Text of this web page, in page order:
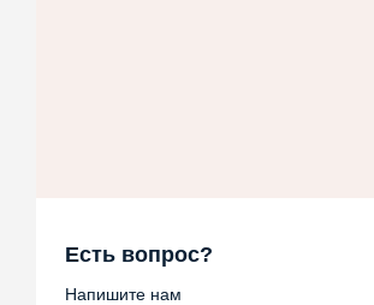
Есть вопрос?
Напишите нам